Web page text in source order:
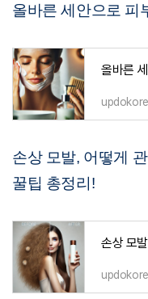
올바른 세안으로 피
올바른
손상 모발, 어떻게
꿀팁 총정리!